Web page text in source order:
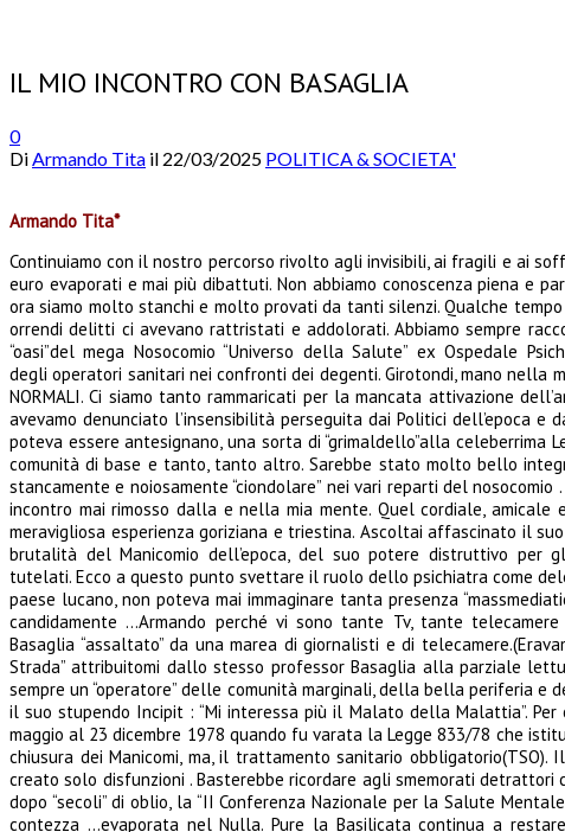
IL MIO INCONTRO CON BASAGLIA
0
DiArmando Tita il 22/03/2025 POLITICA & SOCIETA'
Armando Tita*
Continuiamo con il nostro percorso rivolto agli invisibili, ai fragili e ai
euro evaporati e mai più dibattuti. Non abbiamo conoscenza piena e
ora siamo molto stanchi e molto provati da tanti silenzi. Qualche
orrendi delitti ci avevano rattristati e addolorati. Abbiamo sempre
“oasi”del mega Nosocomio “Universo della Salute” ex Ospedale
degli operatori sanitari nei confronti dei degenti. Girotondi, mano nella
NORMALI. Ci siamo tanto rammaricati per la mancata attivazione
avevamo denunciato l’insensibilità perseguita dai Politici dell’epoca
poteva essere antesignano, una sorta di “grimaldello”alla
comunità di base e tanto, tanto altro. Sarebbe stato molto bello
stancamente e noiosamente “ciondolare” nei vari reparti del
incontro mai rimosso dalla e nella mia mente. Quel cordiale,
meravigliosa esperienza goriziana e triestina. Ascoltai affascinato il
brutalità del Manicomio dell’epoca, del suo potere distruttivo per
tutelati. Ecco a questo punto svettare il ruolo dello psichiatra come
paese lucano, non poteva mai immaginare tanta presenza
candidamente …Armando perché vi sono tante Tv, tante
Basaglia “assaltato” da una marea di giornalisti e di
Strada” attribuitomi dallo stesso professor Basaglia alla parziale
sempre un “operatore” delle comunità marginali, della bella periferia e
il suo stupendo Incipit : “Mi interessa più il Malato della Malattia”.
maggio al 23 dicembre 1978 quando fu varata la Legge 833/78 che
chiusura dei Manicomi, ma, il trattamento sanitario
creato solo disfunzioni . Basterebbe ricordare agli smemorati detrattori
dopo “secoli” di oblio, la “II Conferenza Nazionale per la Salute
contezza …evaporata nel Nulla. Pure la Basilicata continua a